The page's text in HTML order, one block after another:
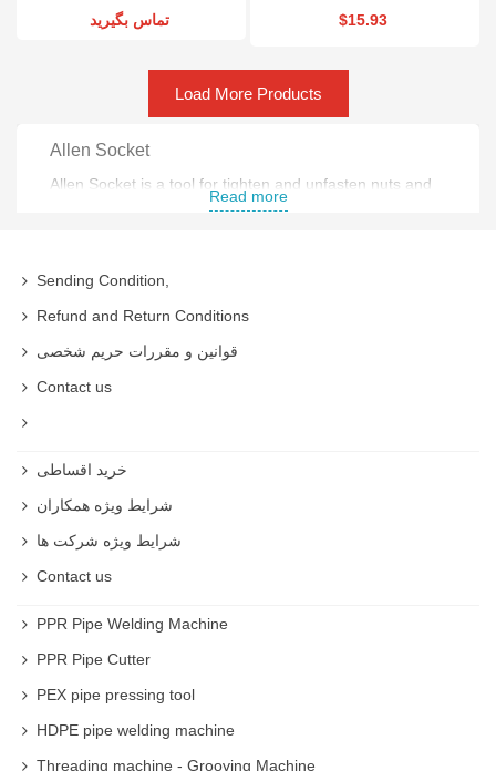
تماس بگیرید $15.93
Load More Products
Allen Socket
Allen Socket is a tool for tighten and unfasten nuts and
Star Allen Socket
Long Allen Socket
T Allen Socket
What is a Allen Socket used for ?
Allen Socket is a very practical tool that can be used for
any Allen socket .
Allen Socket Price
Buy Allen Socket
You can buy Allen Socket on rastegarsanat website with
Read more
Sending Condition,
Refund and Return Conditions
قوانین و مقررات حریم شخصی
Contact us
خرید اقساطی
شرایط ویژه همکاران
شرایط ویژه شرکت ها
Contact us
PPR Pipe Welding Machine
PPR Pipe Cutter
PEX pipe pressing tool
HDPE pipe welding machine
Threading machine - Grooving Machine